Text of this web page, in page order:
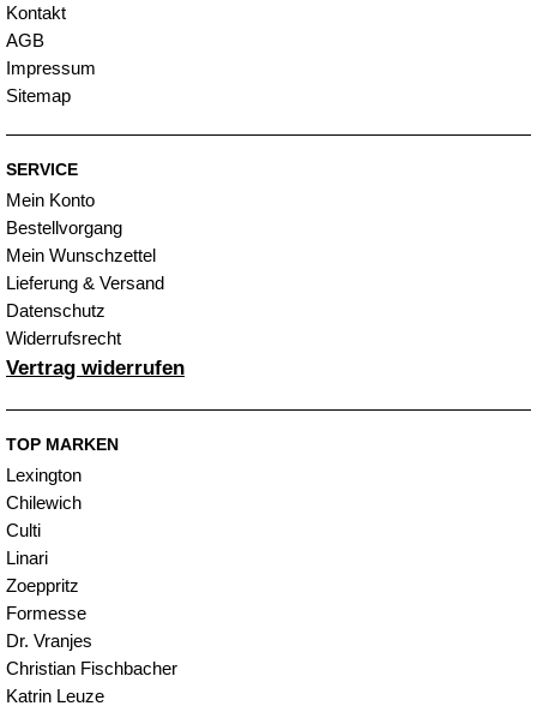
Kontakt
AGB
Impressum
Sitemap
SERVICE
Mein Konto
Bestellvorgang
Mein Wunschzettel
Lieferung & Versand
Datenschutz
Widerrufsrecht
Vertrag widerrufen
TOP MARKEN
Lexington
Chilewich
Culti
Linari
Zoeppritz
Formesse
Dr. Vranjes
Christian Fischbacher
Katrin Leuze